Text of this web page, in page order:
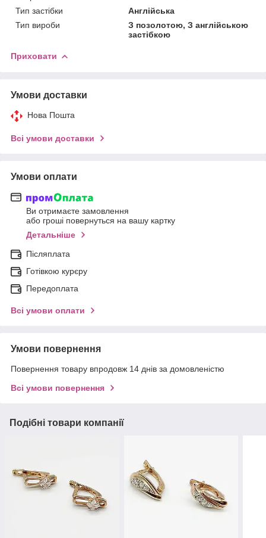
Тип застібки
Англійська
Тип вироби
З позолотою, З англійською
застібкою
Приховати
Умови доставки
Нова Пошта
Всі умови доставки
Умови оплати
Ви отримаєте замовлення
або гроші повернуться на вашу картку
Детальніше
Післяплата
Готівкою курєру
Передоплата
Всі умови оплати
Умови повернення
Повернення товару впродовж 14 днів за домовленістю
Всі умови повернення
Подібні товари компанії